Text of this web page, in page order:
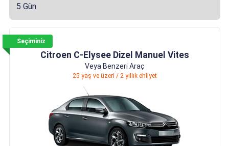
5 Gün
Seçiminiz
Citroen C-Elysee Dizel Manuel Vites
Veya Benzeri Araç
25 yaş ve üzeri / 2 yıllık ehliyet